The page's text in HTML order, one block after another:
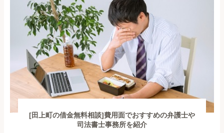
[田上町の借金無料相談]費用面でおすすめの弁護士や
司法書士事務所を紹介